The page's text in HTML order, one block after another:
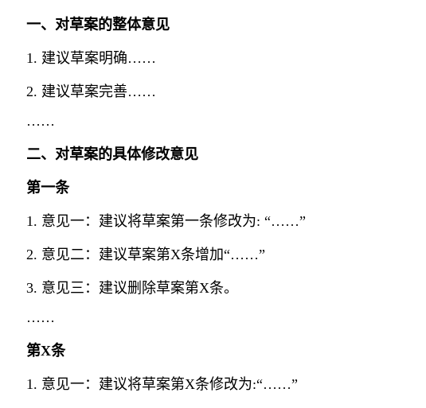
一、对草案的整体意见
1. 建议草案明确……
2. 建议草案完善……
……
二、对草案的具体修改意见
第一条
1. 意见一：建议将草案第一条修改为: “……”
2. 意见二：建议草案第X条增加“……”
3. 意见三：建议删除草案第X条。
……
第X条
1. 意见一：建议将草案第X条修改为:“……”